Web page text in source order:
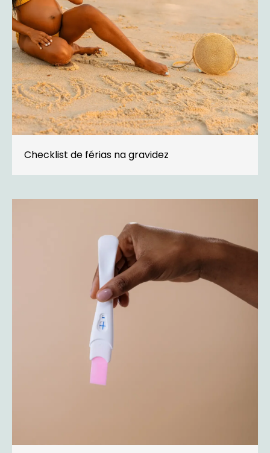
Checklist de férias na gravidez